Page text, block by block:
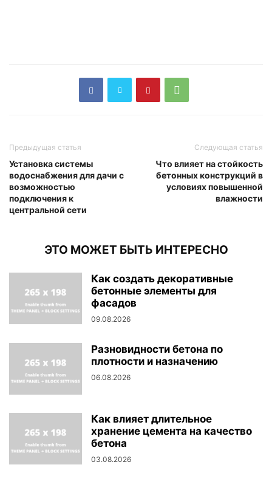
Предыдущая статья
Установка системы
водоснабжения для дачи с
возможностью
подключения к
центральной сети
Следующая статья
Что влияет на стойкость
бетонных конструкций в
условиях повышенной
влажности
ЭТО МОЖЕТ БЫТЬ ИНТЕРЕСНО
Как создать декоративные
бетонные элементы для
фасадов
09.08.2026
Разновидности бетона по
плотности и назначению
06.08.2026
Как влияет длительное
хранение цемента на качество
бетона
03.08.2026